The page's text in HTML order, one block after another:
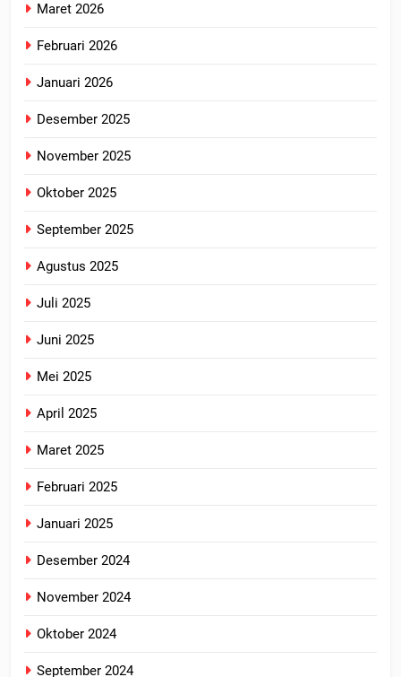
Maret 2026
Februari 2026
Januari 2026
Desember 2025
November 2025
Oktober 2025
September 2025
Agustus 2025
Juli 2025
Juni 2025
Mei 2025
April 2025
Maret 2025
Februari 2025
Januari 2025
Desember 2024
November 2024
Oktober 2024
September 2024